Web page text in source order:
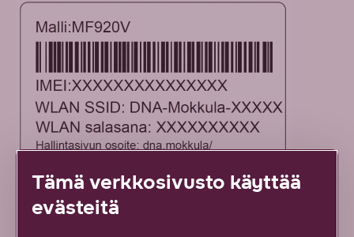
Windows 10
Tämä verkkosivusto käyttää
evästeitä